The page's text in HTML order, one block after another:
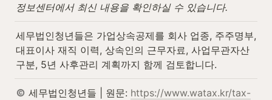
정보센터에서 최신 내용을 확인하실 수 있습니다.
세무법인청년들은 가업상속공제를 회사 업종, 주주명부,
대표이사 재직 이력, 상속인의 근무자료, 사업무관자산
구분, 5년 사후관리 계획까지 함께 검토합니다.
세무법인청년들 | 원문: https://www.watax.kr/tax-